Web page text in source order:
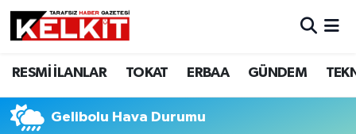
RESMİ İLANLAR TOKAT ERBAA GÜNDEM
Gelibolu Hava Durumu